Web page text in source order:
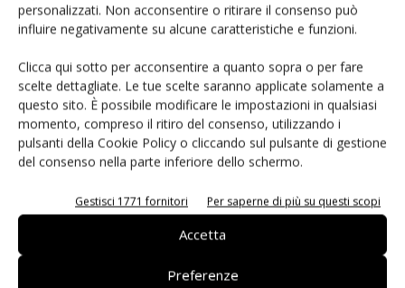
personalizzati. Non acconsentire o ritirare il consenso può
influire negativamente su alcune caratteristiche e funzioni.
Clicca qui sotto per acconsentire a quanto sopra o per fare
scelte dettagliate. Le tue scelte saranno applicate solamente a
questo sito. È possibile modificare le impostazioni in qualsiasi
momento, compreso il ritiro del consenso, utilizzando i
pulsanti della Cookie Policy o cliccando sul pulsante di gestione
del consenso nella parte inferiore dello schermo.
Gestisci 1771 fornitori Per saperne di più su questi scopi
Accetta
Preferenze
prossimi commenti.